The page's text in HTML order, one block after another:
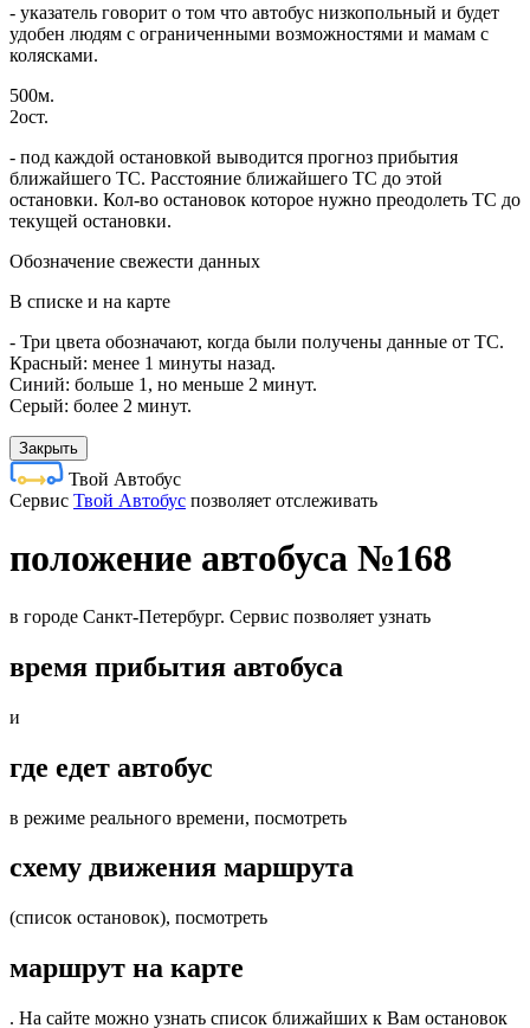
- указатель говорит о том что автобус низкопольный и будет
удобен людям с ограниченными возможностями и мамам с
колясками.
500м.
2ост.
- под каждой остановкой выводится прогноз прибытия
ближайшего ТС. Расстояние ближайшего ТС до этой
остановки. Кол-во остановок которое нужно преодолеть ТС до
текущей остановки.
Обозначение свежести данных
В списке и на карте
- Три цвета обозначают, когда были получены данные от ТС.
Красный: менее 1 минуты назад.
Синий: больше 1, но меньше 2 минут.
Серый: более 2 минут.
Закрыть
Твой Автобус
Cервис Твой Автобус позволяет отслеживать
положение автобуса №168
в городе Санкт-Петербург. Сервис позволяет узнать
время прибытия автобуса
и
где едет автобус
в режиме реального времени, посмотреть
схему движения маршрута
(список остановок), посмотреть
маршрут на карте
. На сайте можно узнать список ближайших к Вам остановок